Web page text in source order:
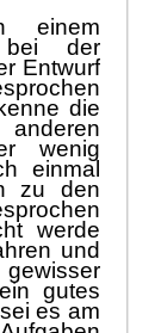
einem
bei der
Entwurf
die
wenig
einmal
zu den
werde
und
gutes
es am